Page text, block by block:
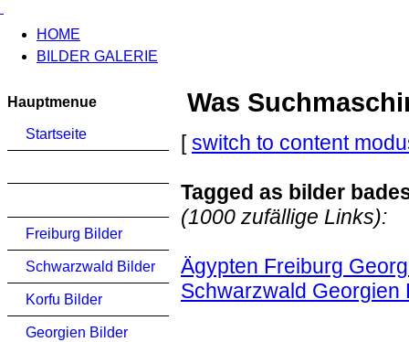
HOME
BILDER GALERIE
Hauptmenue
Startseite
Freiburg Bilder
Schwarzwald Bilder
Korfu Bilder
Georgien Bilder
Was
[switch to content
Tagged as bilder
(1000 zufällige Links):
Ägypten Freiburg
Schwarzwald